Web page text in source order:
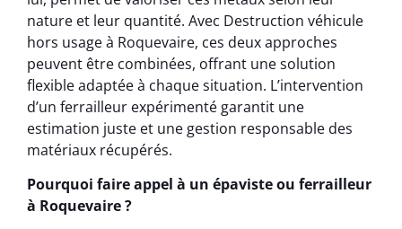
nature et leur quantité. Avec Destruction véhicule
hors usage à Roquevaire, ces deux approches
peuvent être combinées, offrant une solution
flexible adaptée à chaque situation. L’intervention
d’un ferrailleur expérimenté garantit une
estimation juste et une gestion responsable des
matériaux récupérés.
Pourquoi faire appel à un épaviste ou ferrailleur
à Roquevaire ?